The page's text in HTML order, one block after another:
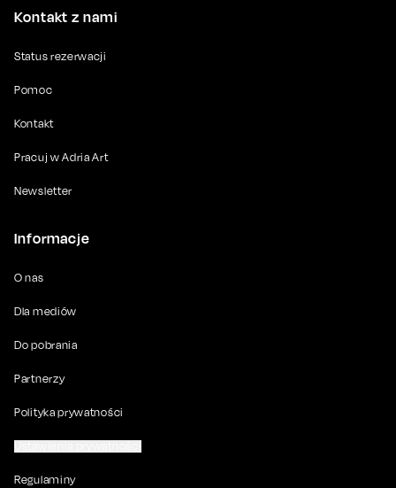
Kontakt z nami
Status rezerwacji
Pomoc
Kontakt
Pracuj w Adria Art
Newsletter
Informacje
O nas
Dla mediów
Do pobrania
Partnerzy
Polityka prywatności
Regulaminy